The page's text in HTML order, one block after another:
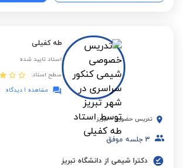
طه کفیلی
استاد تایید شده
سطح استاد:
مشاهده 1 دیدگاه
تدریس حضوری - تبریز
3 جلسه موفق
دکترا شیمی از دانشگاه تبریز